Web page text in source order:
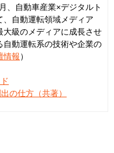
、自動車産業×デジタルト
自動運転領域メディア
大級のメディアに成長させ
自動運転系の技術や企業の
情報）
の仕方（共著）